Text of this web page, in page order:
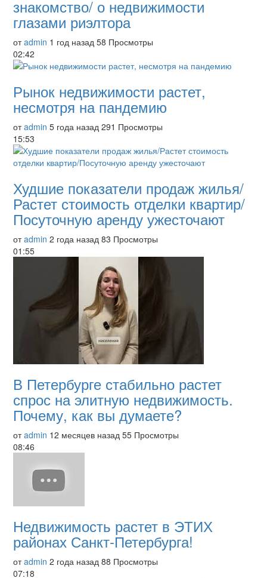
знакомство/ о недвижимости
глазами риэлтора
отadmin 1 год назад 58 Просмотры
02:42
Рынок недвижимости растет,
несмотря на пандемию
отadmin 5 года назад 291 Просмотры
15:53
Худшие показатели продаж жилья/
Растет стоимость отделки квартир/
Посуточную аренду ужесточают
отadmin 2 года назад 83 Просмотры
01:55
В Петербурге стабильно растет
спрос на элитную недвижимость.
Почему, как вы думаете?
отadmin 12 месяцев назад 55 Просмотры
08:46
Недвижимость растет в ЭТИХ
районах Санкт-Петербурга!
отadmin 2 года назад 88 Просмотры
07:18